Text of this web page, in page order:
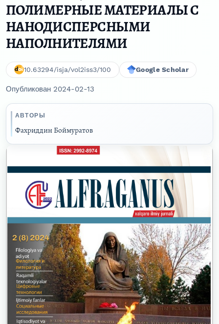
ПОЛИМЕРНЫЕ МАТЕРИАЛЫ С
НАНОДИСПЕРСНЫМИ
НАПОЛНИТЕЛЯМИ
10.63294/isja/vol2iss3/100 Google Scholar
Опубликован 2024-02-13
АВТОРЫ
Фaxриддин Боймуратов